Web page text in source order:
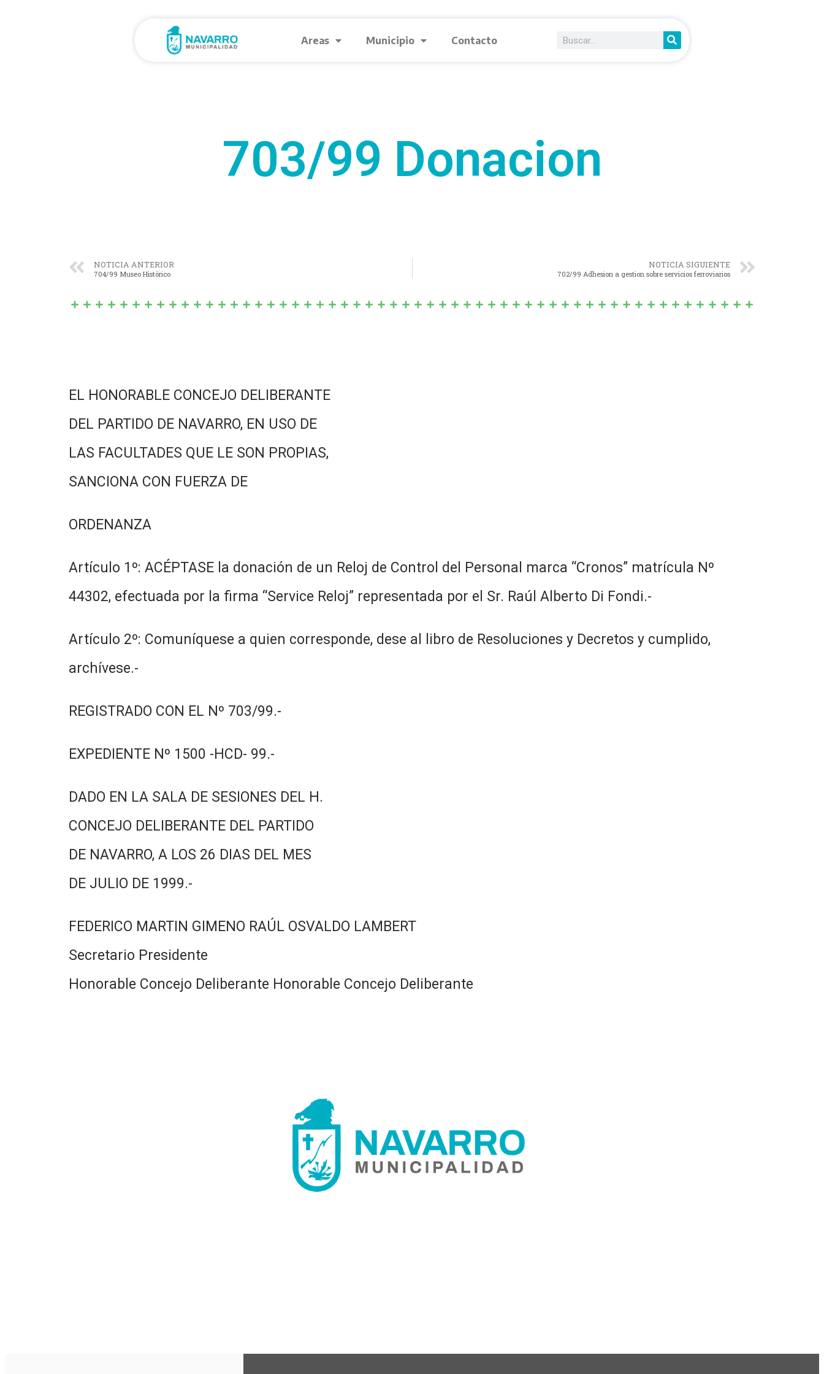
Areas Municipio Contacto
703/99 Donacion
NOTICIA ANTERIOR
704/99 Museo Històrico
NOTICIA SIGUIENTE
702/99 Adhesion a gestion sobre servicios ferroviarios
EL HONORABLE CONCEJO DELIBERANTE
DEL PARTIDO DE NAVARRO, EN USO DE
LAS FACULTADES QUE LE SON PROPIAS,
SANCIONA CON FUERZA DE
ORDENANZA
Artículo 1º: ACÉPTASE la donación de un Reloj de Control del Personal marca “Cronos” matrícula Nº
44302, efectuada por la firma “Service Reloj” representada por el Sr. Raúl Alberto Di Fondi.-
Artículo 2º: Comuníquese a quien corresponde, dese al libro de Resoluciones y Decretos y cumplido,
archívese.-
REGISTRADO CON EL Nº 703/99.-
EXPEDIENTE Nº 1500 -HCD- 99.-
DADO EN LA SALA DE SESIONES DEL H.
CONCEJO DELIBERANTE DEL PARTIDO
DE NAVARRO, A LOS 26 DIAS DEL MES
DE JULIO DE 1999.-
FEDERICO MARTIN GIMENO RAÚL OSVALDO LAMBERT
Secretario Presidente
Honorable Concejo Deliberante Honorable Concejo Deliberante